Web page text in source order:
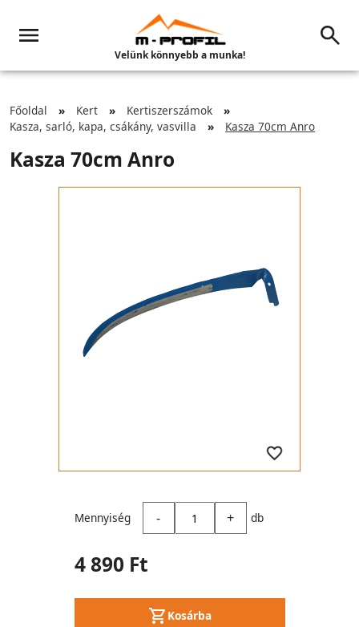
Velünk könnyebb a munka!
Főoldal Kert
Kertiszerszámok
Kasza, sarló, kapa, csákány, vasvilla
Kasza 70cm Anro
Kasza 70cm Anro
Mennyiség - + db
4 890 Ft
Kosárba